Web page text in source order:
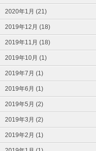
2020年1月 (21)
2019年12月 (18)
2019年11月 (18)
2019年10月 (1)
2019年7月 (1)
2019年6月 (1)
2019年5月 (2)
2019年3月 (2)
2019年2月 (1)